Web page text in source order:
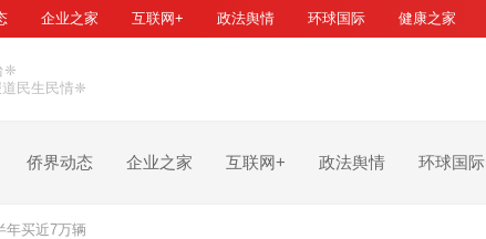
企业之家 互联网+ 政法舆情 环球国际 健康之家
❈
民生民情❈
侨界动态 企业之家 互联网+ 政法舆情 环球国际
年买近7万辆